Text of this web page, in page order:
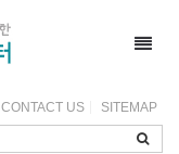
CONTACT US SITEMAP